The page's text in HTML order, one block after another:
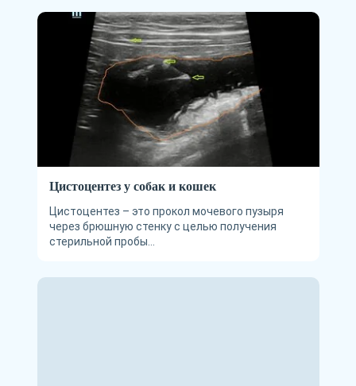
Цистоцентез у собак и кошек
Цистоцентез – это прокол мочевого пузыря
через брюшную стенку с целью получения
стерильной пробы...